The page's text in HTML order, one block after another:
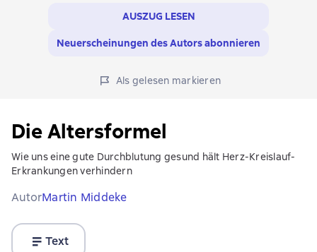
AUSZUG LESEN
Neuerscheinungen des Autors abonnieren
Als gelesen markieren
Die Altersformel
Wie uns eine gute Durchblutung gesund hält Herz-Kreislauf-
Erkrankungen verhindern
AutorMartin Middeke
Text